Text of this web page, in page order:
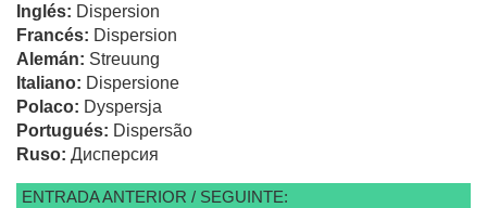
Inglés: Dispersion
Francés: Dispersion
Alemán: Streuung
Italiano: Dispersione
Polaco: Dyspersja
Portugués: Dispersão
Ruso: Дисперсия
ENTRADA ANTERIOR / SEGUINTE: